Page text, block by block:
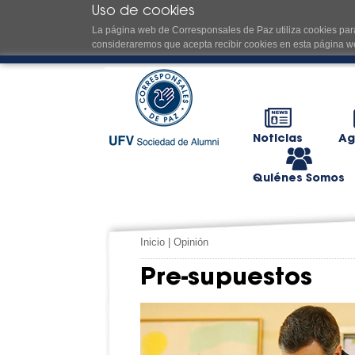
Uso de cookies
La página web de Corresponsales de Paz utiliza cookies
consideraremos que acepta recibir cookies en esta página
Noticias
Quiénes Somos
Inicio Opinión
Pre-supuestos